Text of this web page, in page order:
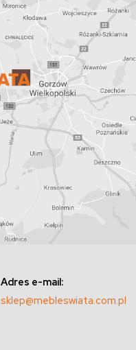
Adres e-mail:
sklep@mebleswiata.com.pl